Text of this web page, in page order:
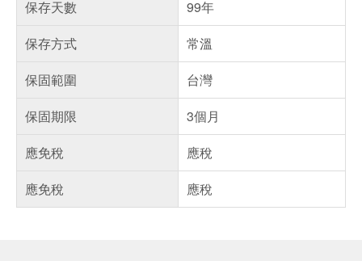
保存天數
99年
保存方式
常溫
保固範圍
台灣
保固期限
3個月
應免稅
應稅
應免稅
應稅